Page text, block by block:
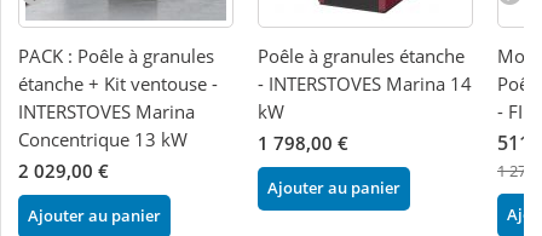
PACK : Poêle à granules
étanche + Kit ventouse -
INTERSTOVES Marina
Concentrique 13 kW
2 029,00 €
Ajouter au panier
Poêle à granules étanche
- INTERSTOVES Marina 14
kW
1 798,00 €
Ajouter au panier
-
1